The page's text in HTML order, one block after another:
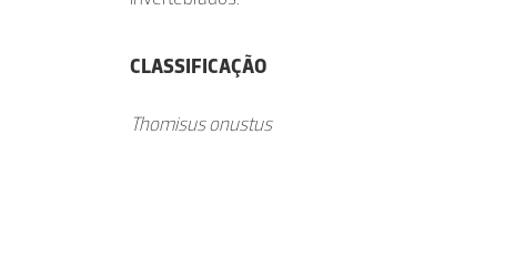
CLASSIFICAÇÃO
Thomisus onustus